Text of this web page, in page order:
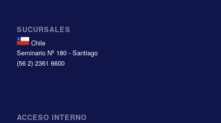
SUCURSALES
Chile
Seminario Nº 180 - Santiago
(56 2) 2361 6600
ACCESO INTERNO